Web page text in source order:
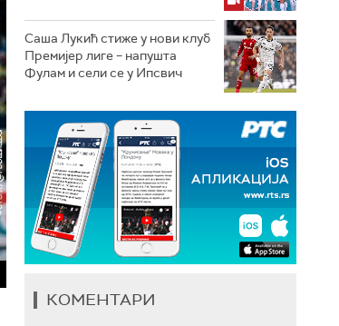
Саша Лукић стиже у нови клуб
Премијер лиге – напушта
Фулам и сели се у Ипсвич
КОМЕНТАРИ